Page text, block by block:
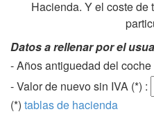
Hacienda. Y el coste de
Datos a rellenar por el
- Años antiguedad del
- Valor de nuevo sin IVA (*) :
(*) tablas de hacienda